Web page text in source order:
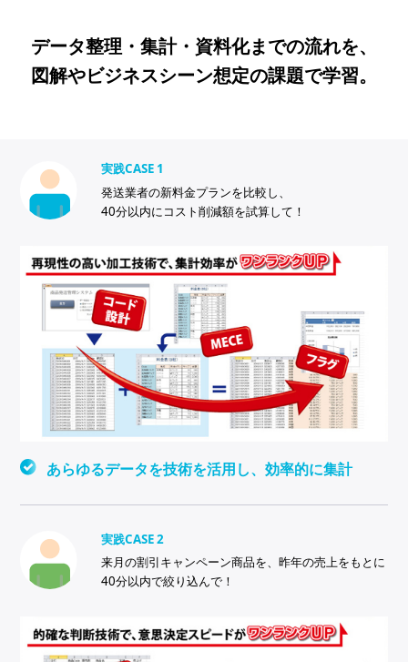
データ整理・集計・資料化までの流れを、
図解やビジネスシーン想定の課題で学習。
実践CASE 1
発送業者の新料金プランを比較し、
40分以内にコスト削減額を試算して！
あらゆるデータを技術を活用し、効率的に集計
実践CASE 2
来月の割引キャンペーン商品を、昨年の売上をもとに
40分以内で絞り込んで！